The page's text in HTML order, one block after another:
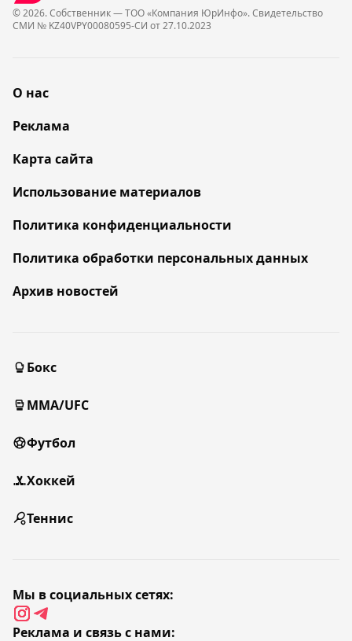
© 2026. Собственник — ТОО «Компания ЮрИнфо». Cвидетельство
СМИ № KZ40VPY00080595-СИ от 27.10.2023
О нас
Реклама
Карта сайта
Использование материалов
Политика конфиденциальности
Политика обработки персональных данных
Архив новостей
Бокс
MMA/UFC
Футбол
Хоккей
Теннис
Мы в социальных сетях:
Реклама и связь с нами: